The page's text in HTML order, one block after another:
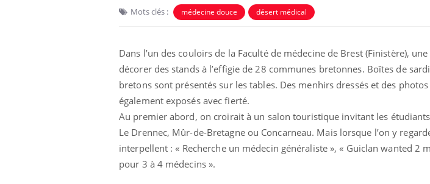
Mots clés : médecine douce désert médical
Dans l’un des couloirs de la Faculté de médecine de Brest (Finistère),
décorer des stands à l’effigie de 28 communes bretonnes. Boîtes de
bretons sont présentés sur les tables. Des menhirs dressés et des
également exposés avec fierté.
Au premier abord, on croirait à un salon touristique invitant les
Le Drennec, Mûr-de-Bretagne ou Concarneau. Mais lorsque l’on y
interpellent : « Recherche un médecin généraliste », « Guiclan wanted 2
pour 3 à 4 médecins ».